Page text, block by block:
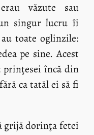
văzute sau
singur lucru îi
toate oglinzile:
pe sine. Acest
prinţesei încă din
ca tatăl ei să fi
grijă dorinţa fetei